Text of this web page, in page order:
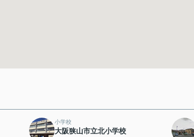
小学校
大阪狭山市立北小学校